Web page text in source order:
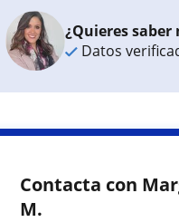
¿Quieres
Datos
Contacta con
M.